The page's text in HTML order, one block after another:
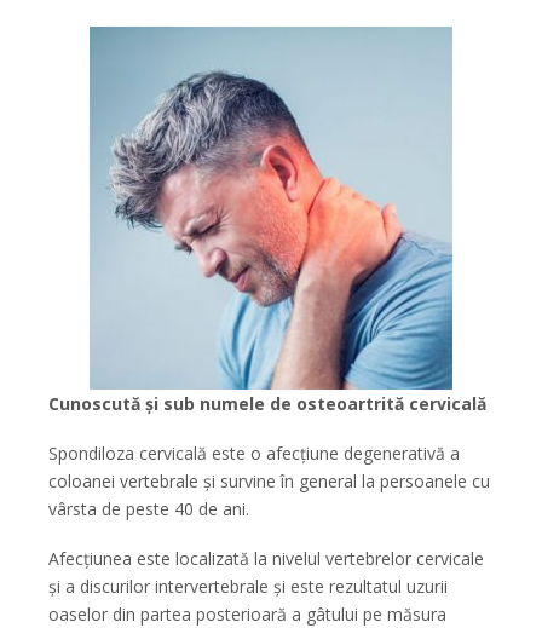
Cunoscută și sub numele de osteoartrită cervicală
Spondiloza cervicală este o afecțiune degenerativă a
coloanei vertebrale și survine în general la persoanele cu
vârsta de peste 40 de ani.
Afecțiunea este localizată la nivelul vertebrelor cervicale
și a discurilor intervertebrale și este rezultatul uzurii
oaselor din partea posterioară a gâtului pe măsura